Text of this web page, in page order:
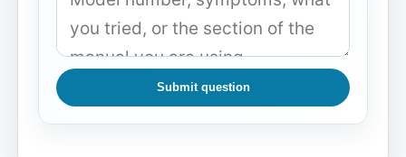
Submit question